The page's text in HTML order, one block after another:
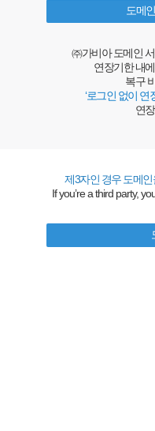
도메
㈜가비아 도메인 서
연장기한 내
복구
‘로그인 없이 연
연
제3자인 경우 도메
If you’re a third party,